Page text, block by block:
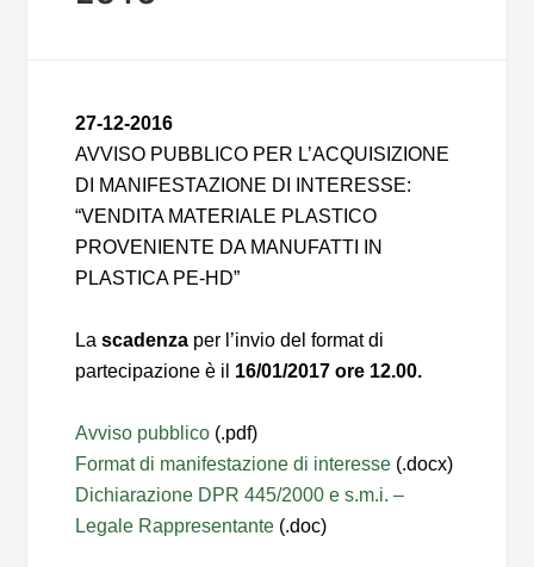
27-12-2016
AVVISO PUBBLICO PER L’ACQUISIZIONE
DI MANIFESTAZIONE DI INTERESSE:
“VENDITA MATERIALE PLASTICO
PROVENIENTE DA MANUFATTI IN
PLASTICA PE-HD”
Lascadenza per l’invio del format di
partecipazione è il 16/01/2017 ore 12.00.
Avviso pubblico (.pdf)
Format di manifestazione di interesse (.docx)
Dichiarazione DPR 445/2000 e s.m.i. –
Legale Rappresentante (.doc)